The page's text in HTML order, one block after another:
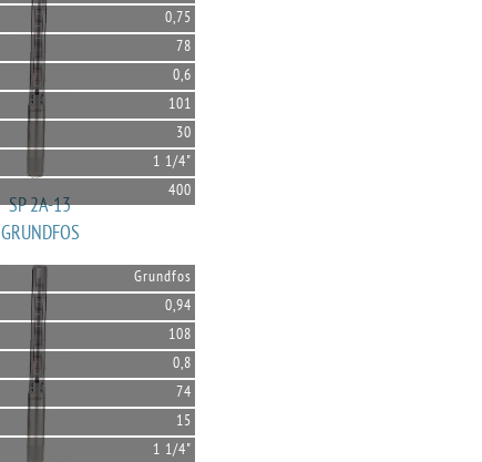
0,75
78
0,6
101
30
1 1/4"
400
SP 2A-13
GRUNDFOS
Grundfos
0,94
108
0,8
74
15
1 1/4"